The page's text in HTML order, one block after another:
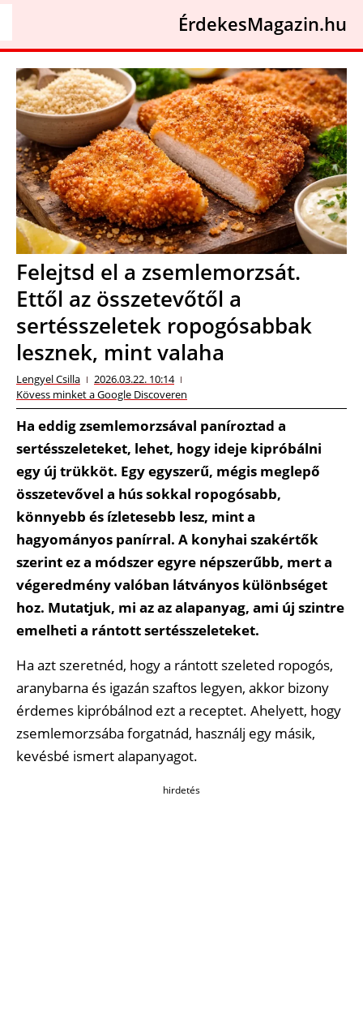
ÉrdekesMagazin.hu
Felejtsd el a zsemlemorzsát.
Ettől az összetevőtől a
sertésszeletek ropogósabbak
lesznek, mint valaha
Lengyel Csilla
2026.03.22. 10:14
Kövess minket a Google Discoveren
Ha eddig zsemlemorzsával paníroztad a
sertésszeleteket, lehet, hogy ideje kipróbálni
egy új trükköt. Egy egyszerű, mégis meglepő
összetevővel a hús sokkal ropogósabb,
könnyebb és ízletesebb lesz, mint a
hagyományos panírral. A konyhai szakértők
szerint ez a módszer egyre népszerűbb, mert a
végeredmény valóban látványos különbséget
hoz. Mutatjuk, mi az az alapanyag, ami új szintre
emelheti a rántott sertésszeleteket.
Ha azt szeretnéd, hogy a rántott szeleted ropogós,
aranybarna és igazán szaftos legyen, akkor bizony
érdemes kipróbálnod ezt a receptet. Ahelyett, hogy
zsemlemorzsába forgatnád, használj egy másik,
kevésbé ismert alapanyagot.
hirdetés